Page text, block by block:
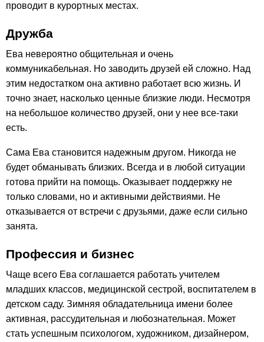
проводит в курортных местах.
Дружба
Ева невероятно общительная и очень
коммуникабельная. Но заводить друзей ей сложно. Над
этим недостатком она активно работает всю жизнь. И
точно знает, насколько ценные близкие люди. Несмотря
на небольшое количество друзей, они у нее все-таки
есть.
Сама Ева становится надежным другом. Никогда не
будет обманывать близких. Всегда и в любой ситуации
готова прийти на помощь. Оказывает поддержку не
только словами, но и активными действиями. Не
отказывается от встречи с друзьями, даже если сильно
занята.
Профессия и бизнес
Чаще всего Ева соглашается работать учителем
младших классов, медицинской сестрой, воспитателем в
детском саду. Зимняя обладательница имени более
активная, рассудительная и любознательная. Может
стать успешным психологом, художником, дизайнером,